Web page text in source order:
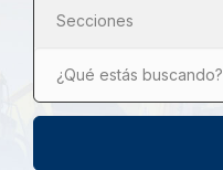
Secciones
¿Qué estás buscando?